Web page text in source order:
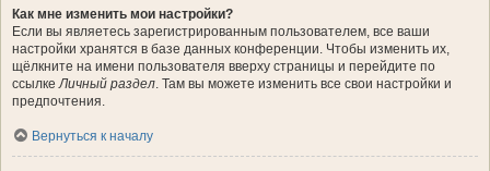
Как мне изменить мои настройки?
Если вы являетесь зарегистрированным пользователем, все ваши
настройки хранятся в базе данных конференции. Чтобы изменить их,
щёлкните на имени пользователя вверху страницы и перейдите по
ссылкеЛичный раздел. Там вы можете изменить все свои настройки и
предпочтения.
Вернуться к началу